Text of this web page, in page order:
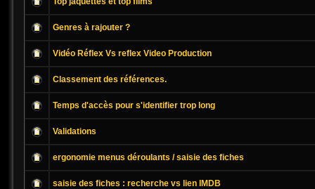
Genres à rajouter ?
Classement des références.
Temps d'accès pour s'identifier trop long
Validations
ergonomie menus déroulants / saisie des fiches
saisie des fiches : recherche vs lien IMDB